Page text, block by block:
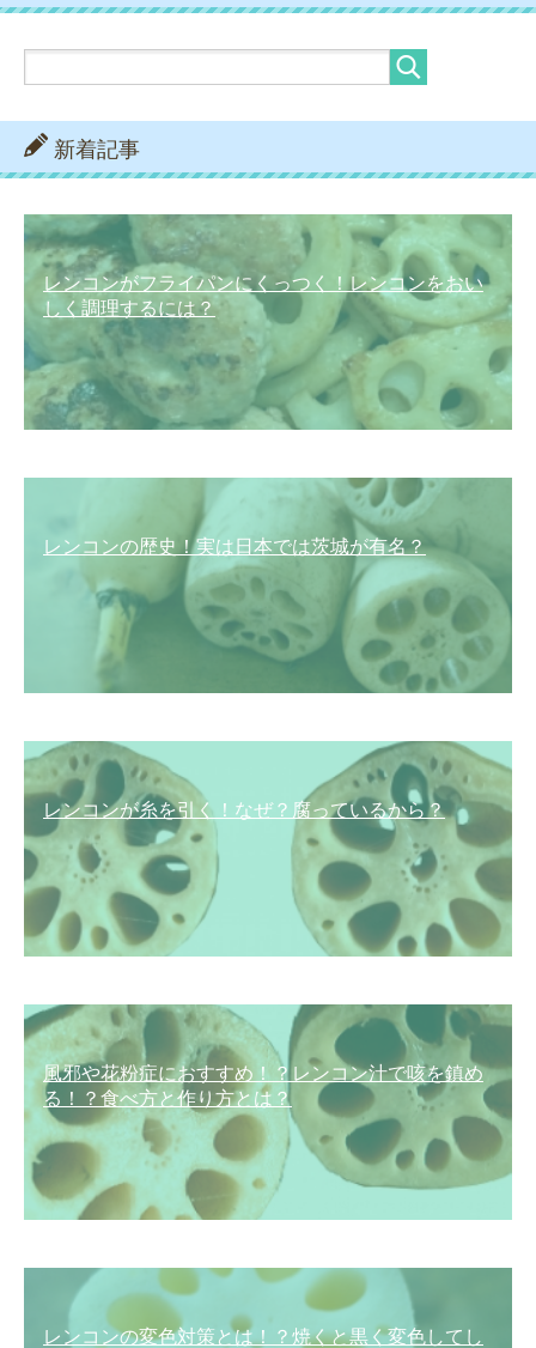
新着記事
レンコンがフライパンにくっつく！レンコンをおい
しく調理するには？
レンコンの歴史！実は日本では茨城が有名？
レンコンが糸を引く！なぜ？腐っているから？
風邪や花粉症におすすめ！？レンコン汁で咳を鎮め
る！？食べ方と作り方とは？
レンコンの変色対策とは！？焼くと黒く変色してし